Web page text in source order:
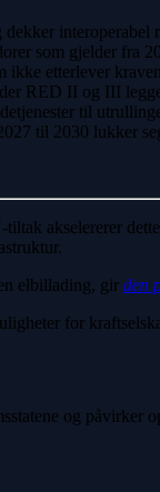
som gjelder fra
etterlever
RED II og III
til
til 2030 lukker
akselererer
elbillading, gir den
for
og